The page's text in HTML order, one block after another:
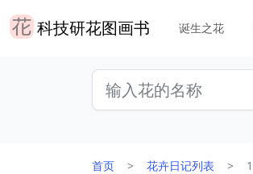
科技研花图画书 诞生之花
首页 花卉日记列表